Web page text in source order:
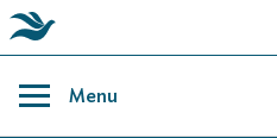
content
Menu